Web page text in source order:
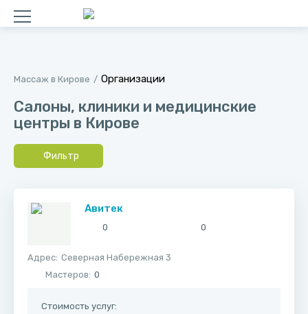
Массаж в Кирове Организации
Салоны, клиники и медицинские
центры в Кирове
Фильтр
Авитек
0 0
Адрес: ​Северная Набережная 3
Мастеров: 0
Стоимость услуг: